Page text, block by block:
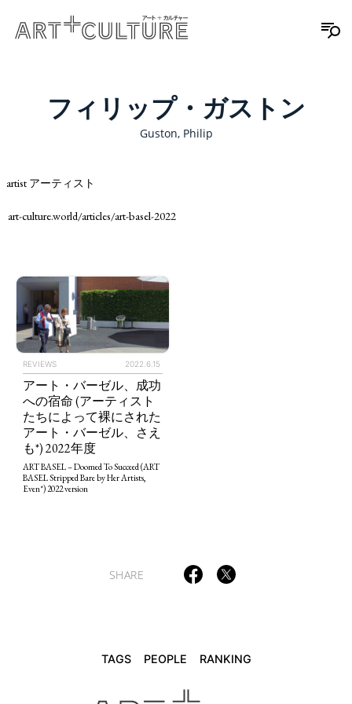
TAGS PEOPLE
フィリップ・ガストン
Guston, Philip
artist アーティスト
art-culture.world/articles/art-basel-2022
REVIEWS 2022.6.15
アート・バーゼル、成功
への宿命 (アーティスト
たちによって裸にされた
アート・バーゼル、さえ
も*) 2022年度
ART BASEL – Doomed To Succeed (ART
BASEL Stripped Bare by Her Artists,
Even*) 2022 version
SHARE
TAGS PEOPLE RANKING